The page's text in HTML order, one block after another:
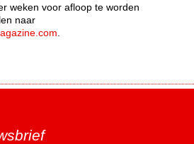
weken voor afloop te worden
naar